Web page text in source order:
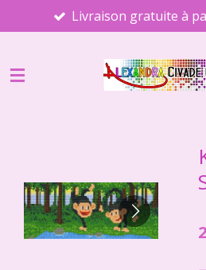
au
principal
Livraison gratuite à